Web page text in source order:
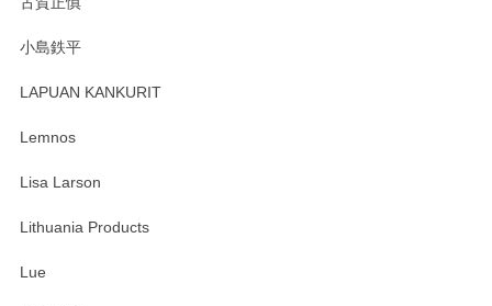
す。 素敵な湯呑みでとても気に入りました。 発送も早く、
たm(_)m
います。無事に届いたようで安心いたしまし
小島鉄平
LAPUAN KANKURIT
Lemnos
Lisa Larson
Lithuania Products
Lue